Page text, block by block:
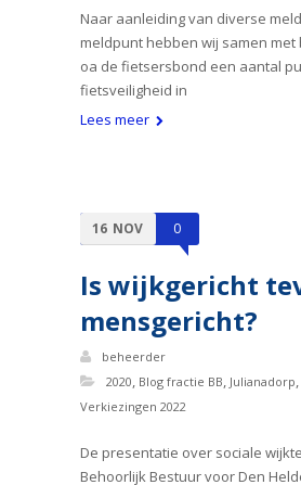
Naar aanleiding van diverse
meldpunt hebben wij samen met
oa de fietsersbond een aantal
fietsveiligheid in
Lees meer
16 NOV 0
Is wijkgericht
mensgericht?
beheerder
2020, Blog fractie BB, Julianadorp,
Verkiezingen 2022
De presentatie over sociale
Behoorlijk Bestuur voor Den